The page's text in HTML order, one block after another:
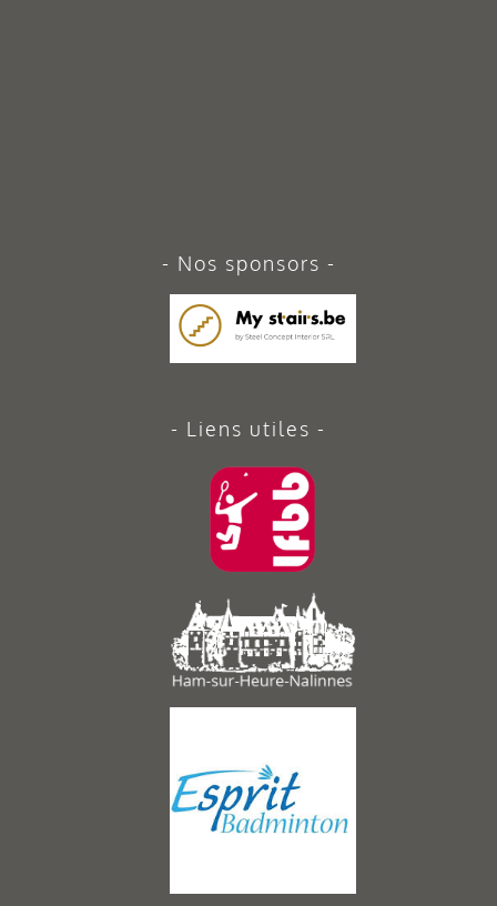
Nos sponsors
Liens utiles